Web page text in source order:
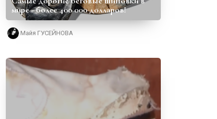
мире - более 400 000 долларов!
Майя ГУСЕЙНОВА